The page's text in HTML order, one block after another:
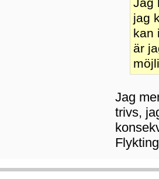
Jag
jag
kan
är
Jag
trivs,